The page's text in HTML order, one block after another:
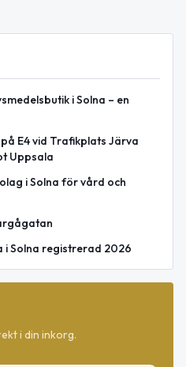
i Solna – en
E4 vid Trafikplats Järva
Uppsala
i Solna för vård och
i Solna registrerad 2026
i din inkorg.